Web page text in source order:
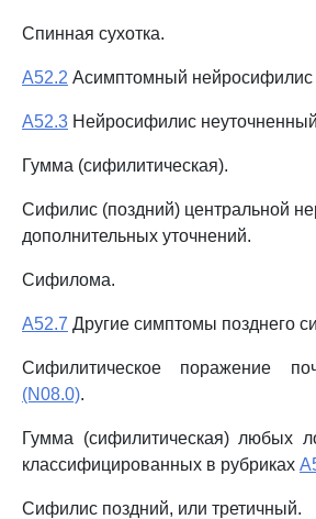
Спинная сухотка.
A52.2 Асимптомный нейросифилис
A52.3 Нейросифилис неуточненный
Гумма (сифилитическая).
Сифилис (поздний) центральной
дополнительных уточнений.
Сифилома.
A52.7 Другие симптомы позднего
Сифилитическое поражение
(N08.0).
Гумма (сифилитическая) любых
классифицированных в рубриках
Сифилис поздний, или третичный.